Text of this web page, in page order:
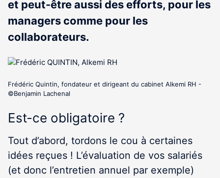
et peut-être aussi des efforts, pour les
managers comme pour les
collaborateurs.
Frédéric Quintin, fondateur et dirigeant du cabinet Alkemi RH -
©Benjamin Lachenal
Est-ce obligatoire ?
Tout d’abord, tordons le cou à certaines
idées reçues ! L’évaluation de vos salariés
(et donc l’entretien annuel par exemple)